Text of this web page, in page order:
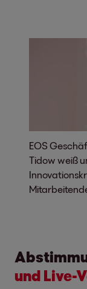
EOS
Tidow weiß
und Live-